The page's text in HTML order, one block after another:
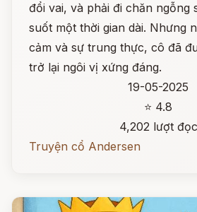
đổi vai, và phải đi chăn ngỗng
suốt một thời gian dài. Nhưng
cảm và sự trung thực, cô đã
trở lại ngôi vị xứng đáng.
19-05-2025
⭐ 4.8
4,202 lượt đọc
Truyện cổ Andersen